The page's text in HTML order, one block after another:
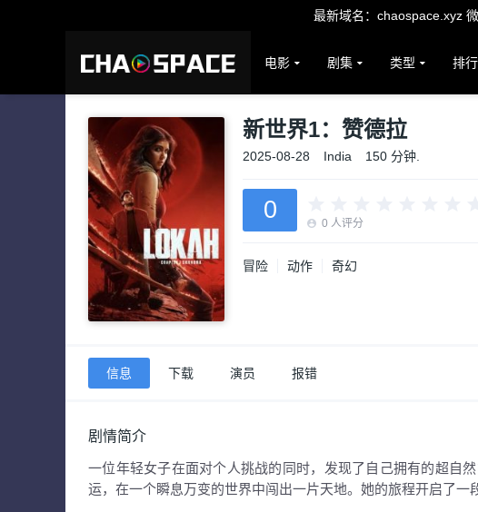
最新域名：chaospace.xyz
电影 剧集 类型 排
新世界1：赞德拉
2025-08-28 India 150 分钟.
0 0 人评分
冒险 动作 奇幻
信息 下载 演员 报错
剧情简介
一位年轻女子在面对个人挑战的同时，发现了自己拥有的超自
运，在一个瞬息万变的世界中闯出一片天地。她的旅程开启了一